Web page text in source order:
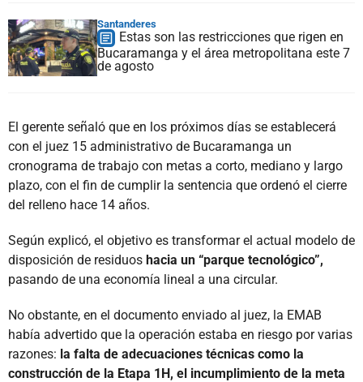
Santanderes
Estas son las restricciones que rigen en
Bucaramanga y el área metropolitana este 7
de agosto
El gerente señaló que en los próximos días se establecerá
con el juez 15 administrativo de Bucaramanga un
cronograma de trabajo con metas a corto, mediano y largo
plazo, con el fin de cumplir la sentencia que ordenó el cierre
del relleno hace 14 años.
Según explicó, el objetivo es transformar el actual modelo de
disposición de residuos hacia un “parque tecnológico”,
pasando de una economía lineal a una circular.
No obstante, en el documento enviado al juez, la EMAB
había advertido que la operación estaba en riesgo por varias
razones: la falta de adecuaciones técnicas como la
construcción de la Etapa 1H, el incumplimiento de la meta